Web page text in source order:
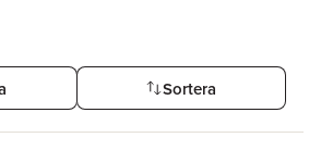
Sortera